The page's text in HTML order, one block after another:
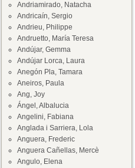
Andriamirado, Natacha
Andricaín, Sergio
Andrieu, Philippe
Andruetto, María Teresa
Andújar, Gemma
Andújar Lorca, Laura
Anegón Pla, Tamara
Aneiros, Paula
Ang, Joy
Ángel, Albalucia
Angelini, Fabiana
Anglada i Sarriera, Lola
Anguera, Frederic
Anguera Cañellas, Mercè
Angulo, Elena